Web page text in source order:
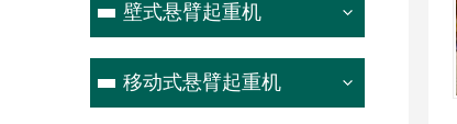
壁式悬臂起重机
移动式悬臂起重机